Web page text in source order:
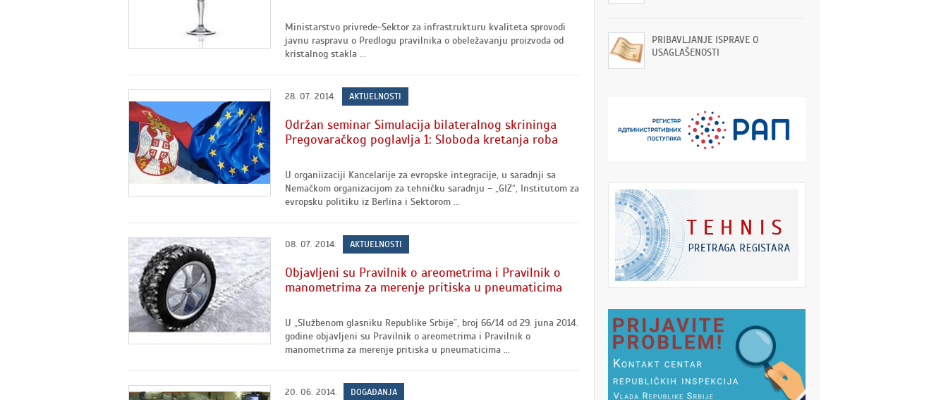
Ministarstvo privrede-Sektor za infrastrukturu kvaliteta sprovodi
javnu raspravu o Predlogu pravilnika o obeležavanju proizvoda od
kristalnog stakla ...
28. 07. 2014. AKTUELNOSTI
Održan seminar Simulacija bilateralnog skrininga
Pregovaračkog poglavlja 1: Sloboda kretanja roba
U organiizaciji Kancelarije za evropske integracije, u saradnji sa
Nemačkom organizacijom za tehničku saradnju – „GIZ“, Institutom za
evropsku politiku iz Berlina i Sektorom ...
08. 07. 2014. AKTUELNOSTI
Objavljeni su Pravilnik o areometrima i Pravilnik o
manometrima za merenje pritiska u pneumaticima
U „Službenom glasniku Republike Srbije”, broj 66/14 od 29. juna 2014.
godine objavljeni su Pravilnik o areometrima i Pravilnik o
manometrima za merenje pritiska u pneumaticima ...
20. 06. 2014. DOGAĐANJA
PRIBAVLJANJE ISPRAVE O
USAGLAŠENOSTI